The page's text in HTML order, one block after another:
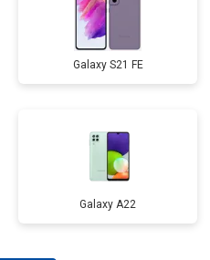
Galaxy S21 FE
Galaxy А22